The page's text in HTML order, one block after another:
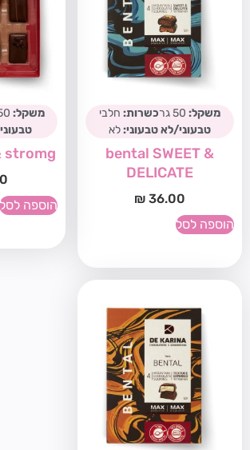
משקל: 50 גר כשרות: חלבי
טבעוני/לא טבעוני:לא
bental SWEET &
DELICATE
₪36.00
הוספה לסל
משקל: 50
stromg
הוספה לסל